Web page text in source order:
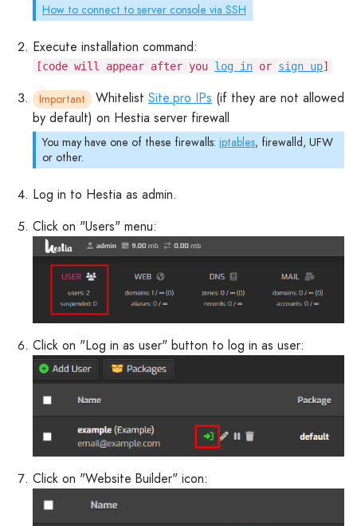
How to connect to server console via SSH
Execute installation command:
[code will appear after you log in or sign up]
Important Whitelist Site.pro IPs (if they are not allowed
by default) on Hestia server firewall
You may have one of these firewalls: iptables, firewalld, UFW
or other.
Log in to Hestia as admin.
Click on "Users" menu:
Click on "Log in as user" button to log in as user:
Click on "Website Builder" icon: